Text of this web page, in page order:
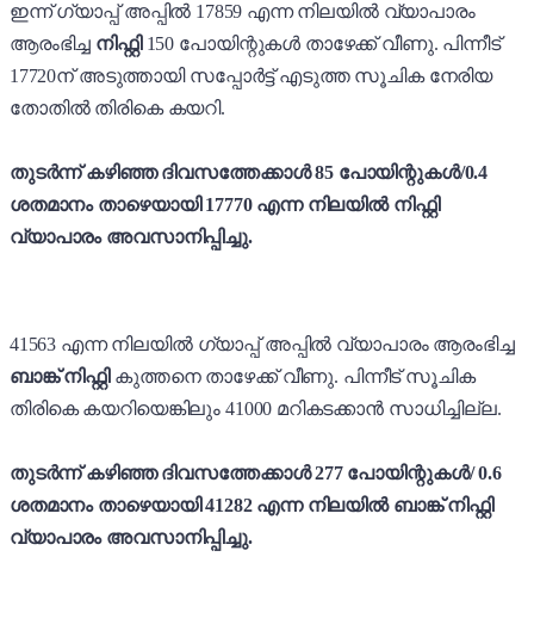
ഇന്ന് ഗ്യാപ്പ് അപ്പിൽ 17859 എന്ന നിലയിൽ വ്യാപാരം
ആരംഭിച്ച നിഫ്റ്റി 150 പോയിന്റുകൾ താഴേക്ക് വീണു. പിന്നീട്
17720ന് അടുത്തായി സപ്പോർട്ട് എടുത്ത സൂചിക നേരിയ
തോതിൽ തിരികെ കയറി.
തുടർന്ന് കഴിഞ്ഞ ദിവസത്തേക്കാൾ 85 പോയിന്റുകൾ/0.4
ശതമാനം താഴെയായി 17770 എന്ന നിലയിൽ നിഫ്റ്റി
വ്യാപാരം അവസാനിപ്പിച്ചു.
41563 എന്ന നിലയിൽ ഗ്യാപ്പ് അപ്പിൽ വ്യാപാരം ആരംഭിച്ച
ബാങ്ക് നിഫ്റ്റി കുത്തനെ താഴേക്ക് വീണു. പിന്നീട് സൂചിക
തിരികെ കയറിയെങ്കിലും 41000 മറികടക്കാൻ സാധിച്ചില്ല.
തുടർന്ന് കഴിഞ്ഞ ദിവസത്തേക്കാൾ 277 പോയിന്റുകൾ/ 0.6
ശതമാനം താഴെയായി 41282 എന്ന നിലയിൽ ബാങ്ക് നിഫ്റ്റി
വ്യാപാരം അവസാനിപ്പിച്ചു.